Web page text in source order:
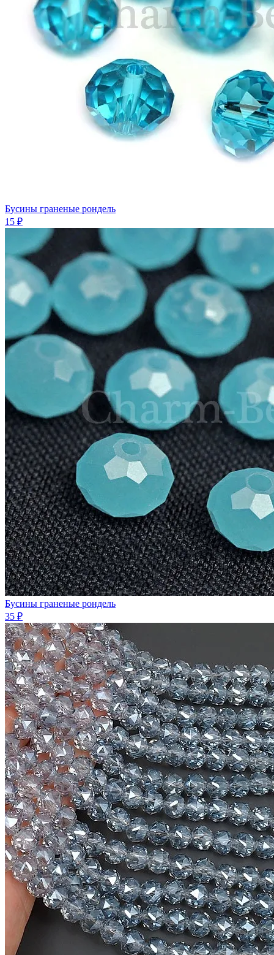
Бусины граненые рондель
15 ₽
Бусины граненые рондель
35 ₽